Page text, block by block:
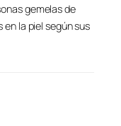
gemelas de
la piel según sus